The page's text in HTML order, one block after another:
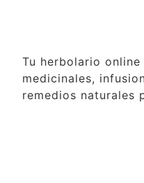
Tu herbolario
medicinales,
remedios naturales